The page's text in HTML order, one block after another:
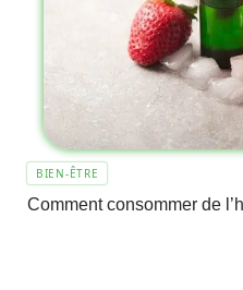
BIEN-ÊTRE
Comment consommer de